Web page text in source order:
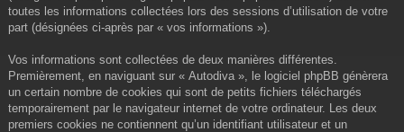
toutes les informations collectées lors des sessions d’utilisation de votre
part (désignées ci-après par « vos informations »).
Vos informations sont collectées de deux manières différentes.
Premièrement, en naviguant sur « Autodiva », le logiciel phpBB génèrera
un certain nombre de cookies qui sont de petits fichiers téléchargés
temporairement par le navigateur internet de votre ordinateur. Les deux
premiers cookies ne contiennent qu’un identifiant utilisateur et un